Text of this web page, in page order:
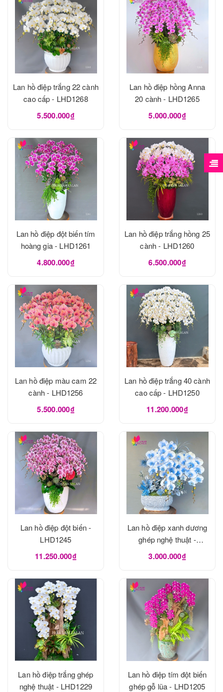
Lan hồ điệp trắng 22 cành
cao cấp - LHD1268
5.500.000₫
Lan hồ điệp hồng Anna
20 cành - LHD1265
5.000.000₫
Lan hồ điệp đột biến tím
hoàng gia - LHD1261
4.800.000₫
Lan hồ điệp trắng hồng 25
cành - LHD1260
6.500.000₫
Lan hồ điệp màu cam 22
cành - LHD1256
5.500.000₫
Lan hồ điệp trắng 40 cành
cao cấp - LHD1250
11.200.000₫
Lan hồ điệp đột biến -
LHD1245
11.250.000₫
Lan hồ điệp xanh dương
ghép nghệ thuật -
LHD1240
3.000.000₫
Lan hồ điệp trắng ghép
nghệ thuật - LHD1229
Lan hồ điệp tím đột biến
ghép gỗ lũa - LHD1205